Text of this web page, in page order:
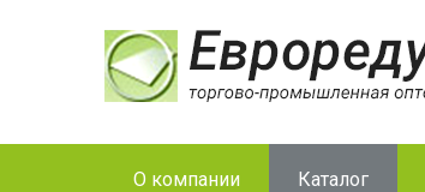
О компании Каталог